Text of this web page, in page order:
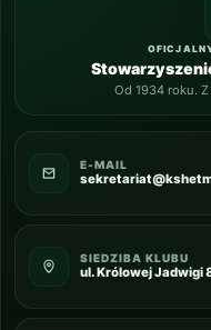
Od 1934 roku.
E-MAIL
SIEDZIBA KLUBU
ul. Królowej Jadwigi